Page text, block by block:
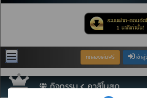
ทดลองเล่นฟรี เข้า
กิจกรรม คาสิโนสด